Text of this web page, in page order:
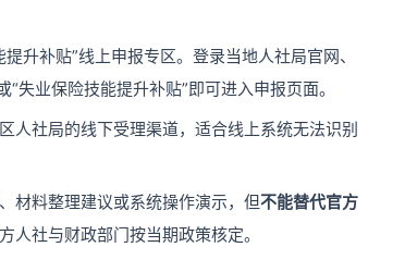
升补贴”线上申报专区。登录当地人社局官网、
失业保险技能提升补贴”即可进入申报页面。
人社局的线下受理渠道，适合线上系统无法识别
材料整理建议或系统操作演示，但不能替代官方
人社与财政部门按当期政策核定。